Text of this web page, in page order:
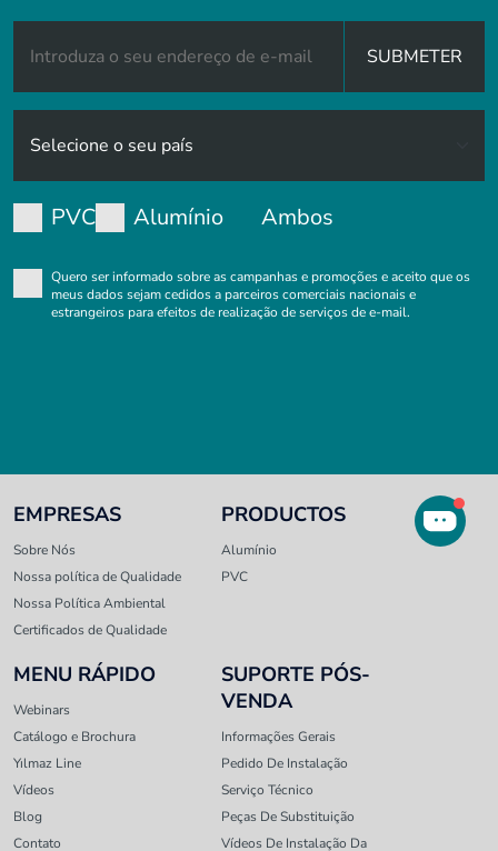
SUBMETER
PVC Alumínio Ambos
Quero ser informado sobre as campanhas e promoções e aceito que os
meus dados sejam cedidos a parceiros comerciais nacionais e
estrangeiros para efeitos de realização de serviços de e-mail.
EMPRESAS
Sobre Nós
Nossa política de Qualidade
Nossa Política Ambiental
Certificados de Qualidade
PRODUCTOS
Alumínio
PVC
MENU RÁPIDO
Webinars
Catálogo e Brochura
Yılmaz Line
Vídeos
Blog
Contato
SUPORTE PÓS-
VENDA
Informações Gerais
Pedido De Instalação
Serviço Técnico
Peças De Substituição
Vídeos De Instalação Da